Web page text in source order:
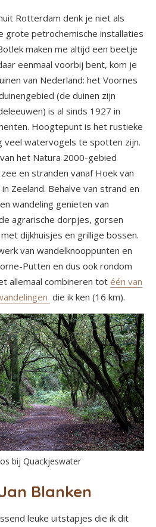
Rotterdam denk je niet als
grote petrochemische installaties
maken me altijd een beetje
eenmaal voorbij bent, kom je
van Nederland: het Voornes
(de duinen zijn
is al sinds 1927 in
Hoogtepunt is het rustieke
veel watervogels te spotten zijn.
het Natura 2000-gebied
en stranden vanaf Hoek van
Zeeland. Behalve van strand en
wandeling genieten van
agrarische dorpjes, gorsen
dijkhuisjes en grillige bossen.
van wandelknooppunten en
Putten en dus ook rondom
allemaal combineren tot één van
die ik ken (16 km).
bij Quackjeswater
Blanken
leuke uitstapjes die ik dit